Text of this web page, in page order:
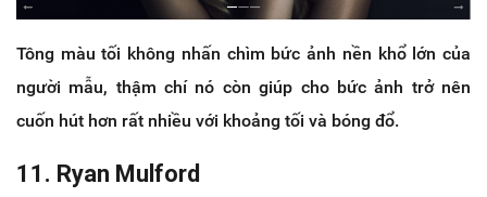
Tông màu tối không nhấn chìm bức ảnh nền khổ lớn của
người mẫu, thậm chí nó còn giúp cho bức ảnh trở nên
cuốn hút hơn rất nhiều với khoảng tối và bóng đổ.
11. Ryan Mulford